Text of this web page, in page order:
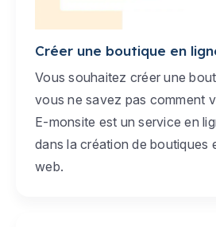
Créer une boutique en
Vous souhaitez créer une
vous ne savez pas comment
E-monsite est un service en
dans la création de boutiques
web.